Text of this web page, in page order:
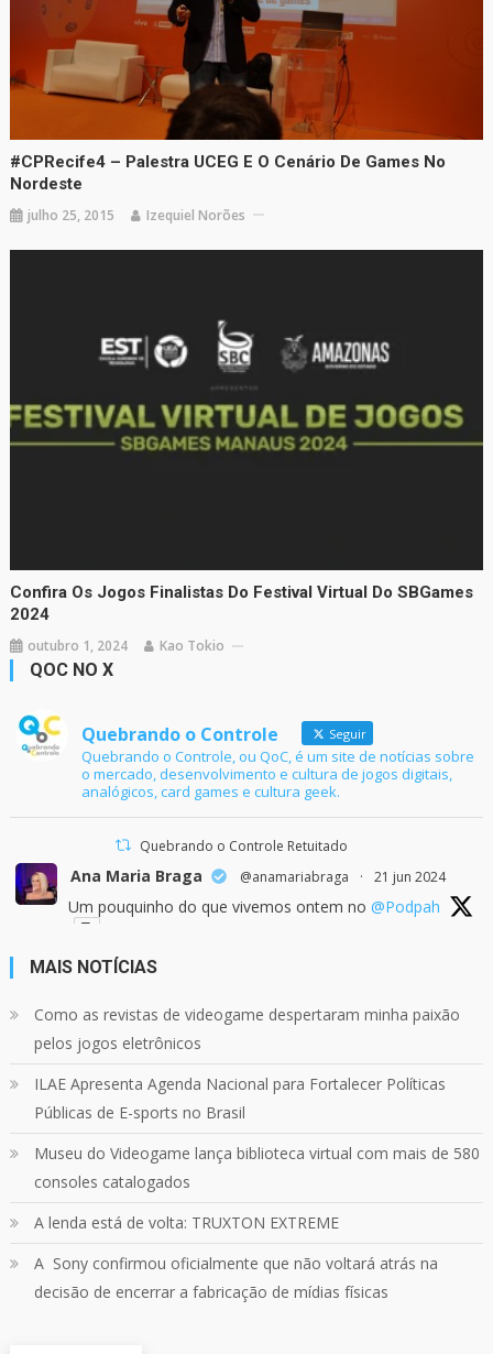
#CPRecife4 – Palestra UCEG E O Cenário De Games No
Nordeste
julho 25, 2015 Izequiel Norões
Confira Os Jogos Finalistas Do Festival Virtual Do SBGames
2024
outubro 1, 2024 Kao Tokio
QOC NO X
Quebrando o Controle Seguir
Quebrando o Controle, ou QoC, é um site de notícias sobre
o mercado, desenvolvimento e cultura de jogos digitais,
analógicos, card games e cultura geek.
Quebrando o Controle Retuitado
Ana Maria Braga @anamariabraga · 21 jun 2024
Um pouquinho do que vivemos ontem no @Podpah
Quebrando o Controle
Confira em nosso site o mais recente REVIEW de
Skull & Bones.
Mais em:
https://buff.ly/3yPhDN2
Carregar mais
MAIS NOTÍCIAS
Como as revistas de videogame despertaram minha paixão
pelos jogos eletrônicos
ILAE Apresenta Agenda Nacional para Fortalecer Políticas
Públicas de E-sports no Brasil
Museu do Videogame lança biblioteca virtual com mais de 580
consoles catalogados
A lenda está de volta: TRUXTON EXTREME
A Sony confirmou oficialmente que não voltará atrás na
decisão de encerrar a fabricação de mídias físicas